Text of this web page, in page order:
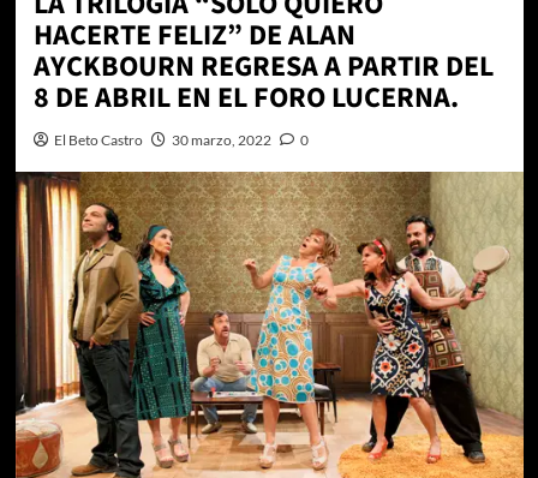
HACERTE FELIZ” DE ALAN
AYCKBOURN REGRESA A PARTIR DEL
8 DE ABRIL EN EL FORO LUCERNA.
El Beto Castro 30 marzo, 2022 0